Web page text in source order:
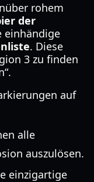
rohem
der
einhändige
. Diese
3 zu finden
auf
alle
auszulösen.
einzigartige